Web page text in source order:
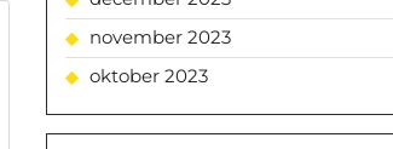
november 2023
oktober 2023